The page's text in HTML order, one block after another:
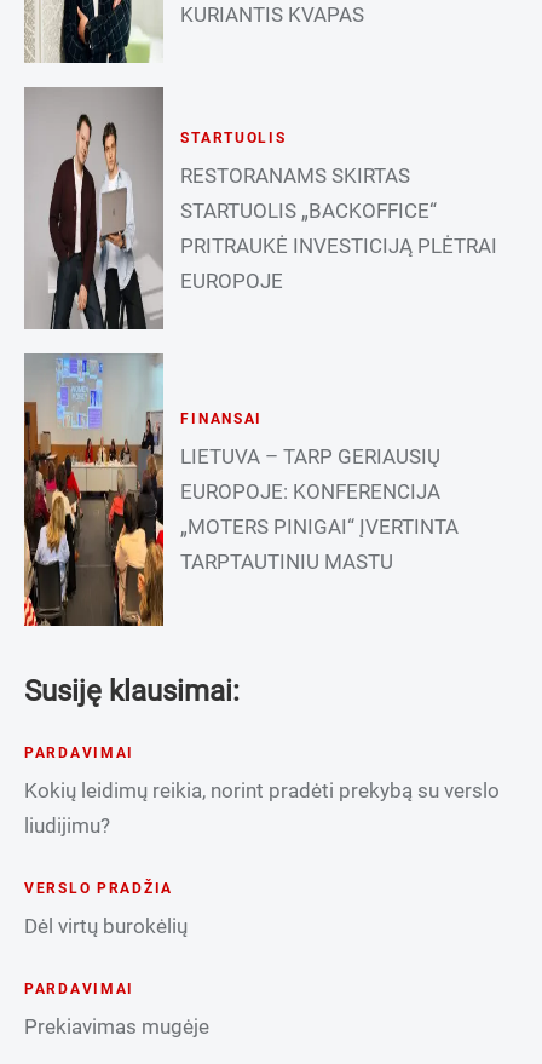
KURIANTIS KVAPAS
STARTUOLIS
RESTORANAMS SKIRTAS
STARTUOLIS „BACKOFFICE“
PRITRAUKĖ INVESTICIJĄ PLĖTRAI
EUROPOJE
FINANSAI
LIETUVA – TARP GERIAUSIŲ
EUROPOJE: KONFERENCIJA
„MOTERS PINIGAI“ ĮVERTINTA
TARPTAUTINIU MASTU
Susiję klausimai:
PARDAVIMAI
Kokių leidimų reikia, norint pradėti prekybą su verslo
liudijimu?
VERSLO PRADŽIA
Dėl virtų burokėlių
PARDAVIMAI
Prekiavimas mugėje